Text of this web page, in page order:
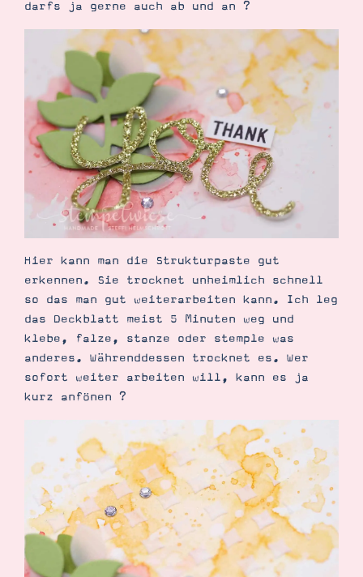
darfs ja gerne auch ab und an ?
Hier kann man die Strukturpaste gut
erkennen. Sie trocknet unheimlich schnell
so das man gut weiterarbeiten kann. Ich leg
das Deckblatt meist 5 Minuten weg und
klebe, falze, stanze oder stemple was
anderes. Währenddessen trocknet es. Wer
sofort weiter arbeiten will, kann es ja
kurz anfönen ?